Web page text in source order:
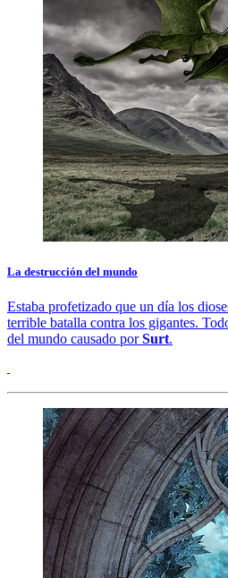
La destrucción del mundo
Estaba profetizado que un día los
terrible batalla contra los gigantes.
del mundo causado porSurt.